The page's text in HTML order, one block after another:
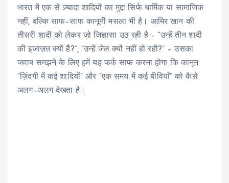
भारत में एक से ज़्यादा शादियों का मुद्दा सिर्फ धार्मिक या सामाजिक
नहीं, बल्कि साफ–साफ कानूनी मसला भी है। आमिर खान की
तीसरी शादी को लेकर जो जिज्ञासा उठ रही है – “उन्हें तीन शादी
की इजाज़त क्यों है?”, “उन्हें जेल क्यों नहीं हो रही?” – उसका
जवाब समझने के लिए हमें यह फर्क साफ करना होगा कि कानून
“ज़िंदगी में कई शादियों” और “एक समय में कई बीवियाँ” को कैसे
अलग–अलग देखता है।